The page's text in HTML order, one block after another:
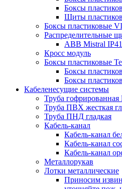
Боксы
Щиты
Боксы пластиковые
Распределительные
ABB Mistral
Кросс модуль
Боксы пластиковые
Боксы
Боксы
Кабеленесущие системы
Труба
Труба ПВХ жесткая
Труба ПНД гладкая
Кабель-канал
Кабель-канал
Кабель-канал
Кабель-канал
Металлорукав
Лотки металлические
Приносим